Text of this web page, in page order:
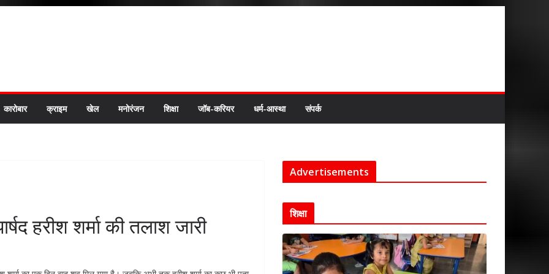
कारोबार क्राइम खेल मनोरंजन शिक्षा जॉब-करियर धर्म-आस्था संपर्क
हरीश शर्मा की तलाश जारी
Advertisements
शिक्षा